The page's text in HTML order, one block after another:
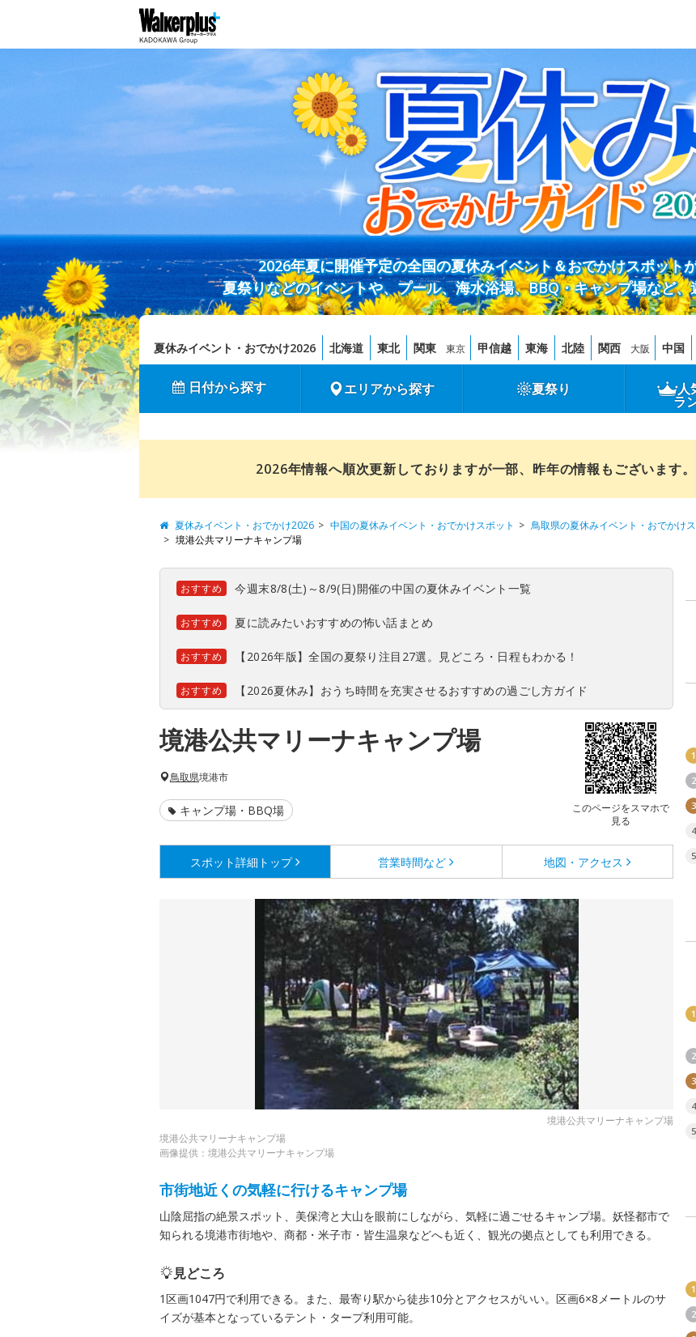
2026年夏に開催予定の全国の夏休みイベント＆おでかけスポット
夏祭りなどのイベントや、プール、海水浴場、BBQ・キャンプ場など
夏休みイベント・おでかけ2026 北海道 東北 関東 東京 甲信越 東海 北陸 関西 大阪 中国
日付から探す エリアから探す 夏祭り 人
ラ
2026年情報へ順次更新しておりますが一部、昨年の情報もございます。
夏休みイベント・おでかけ2026 中国の夏休みイベント・おでかけスポット 鳥取県の夏休みイベント・おでかけ
境港公共マリーナキャンプ場
おすすめ 今週末8/8(土)～8/9(日)開催の中国の夏休みイベント一覧
おすすめ 夏に読みたいおすすめの怖い話まとめ
おすすめ 【2026年版】全国の夏祭り注目27選。見どころ・日程もわかる！
おすすめ 【2026夏休み】おうち時間を充実させるおすすめの過ごし方ガイド
境港公共マリーナキャンプ場
このページをスマホで
見る
鳥取県境港市
キャンプ場・BBQ場
スポット詳細 トップ 営業時間など 地図・アクセス
境港公共マリーナキャンプ場
境港公共マリーナキャンプ場
画像提供：境港公共マリーナキャンプ場
市街地近くの気軽に行けるキャンプ場
山陰屈指の絶景スポット、美保湾と大山を眼前にしながら、気軽に過ごせるキャンプ場。妖怪都市で
知られる境港市街地や、商都・米子市・皆生温泉などへも近く、観光の拠点としても利用できる。
見どころ
1区画1047円で利用できる。また、最寄り駅から徒歩10分とアクセスがいい。区画6×8メートルのサ
イズが基本となっているテント・タープ利用可能。
1
2
3
4
5
1
2
3
4
5
1
2